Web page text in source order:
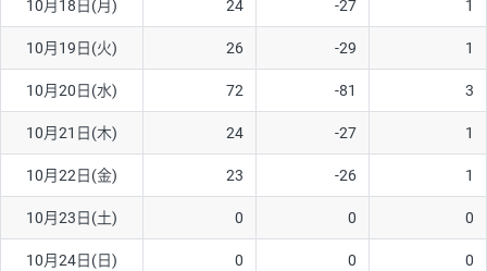
10月18日(月) 24 -27 1
10月19日(火) 26 -29 1
10月20日(水) 72 -81 3
10月21日(木) 24 -27 1
10月22日(金) 23 -26 1
10月23日(土) 0 0 0
10月24日(日) 0 0 0